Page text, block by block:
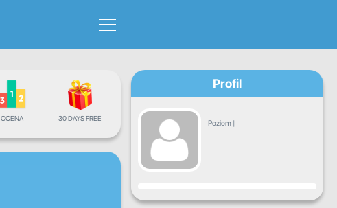
OCENA 30 DAYS FREE
Profil
Poziom |